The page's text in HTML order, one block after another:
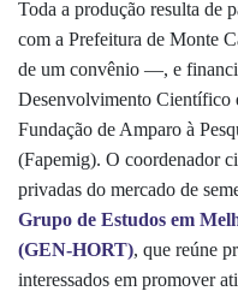
Toda a produção resulta de
com a Prefeitura de Monte
de um convênio —, e
Desenvolvimento Científico
Fundação de Amparo à
(Fapemig). O coordenador
privadas do mercado de
Grupo de Estudos em
(GEN-HORT), que reúne
interessados em promover